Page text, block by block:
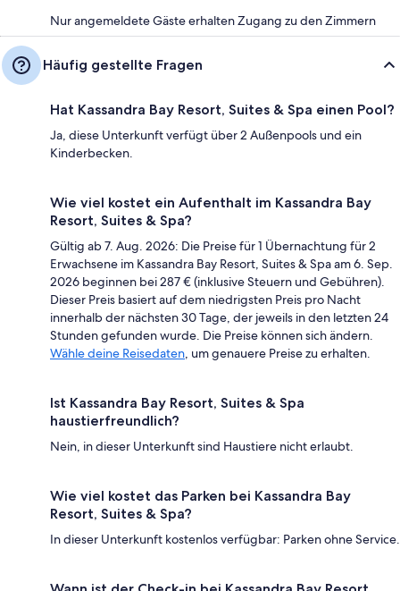
Nur angemeldete Gäste erhalten Zugang zu den Zimmern
Häufig gestellte Fragen
Hat Kassandra Bay Resort, Suites & Spa einen Pool?
Ja, diese Unterkunft verfügt über 2 Außenpools und ein
Kinderbecken.
Wie viel kostet ein Aufenthalt im Kassandra Bay
Resort, Suites & Spa?
Gültig ab 7. Aug. 2026: Die Preise für 1 Übernachtung für 2
Erwachsene im Kassandra Bay Resort, Suites & Spa am 6. Sep.
2026 beginnen bei 287 € (inklusive Steuern und Gebühren).
Dieser Preis basiert auf dem niedrigsten Preis pro Nacht
innerhalb der nächsten 30 Tage, der jeweils in den letzten 24
Stunden gefunden wurde. Die Preise können sich ändern.
Wähle deine Reisedaten, um genauere Preise zu erhalten.
Ist Kassandra Bay Resort, Suites & Spa
haustierfreundlich?
Nein, in dieser Unterkunft sind Haustiere nicht erlaubt.
Wie viel kostet das Parken bei Kassandra Bay
Resort, Suites & Spa?
In dieser Unterkunft kostenlos verfügbar: Parken ohne Service.